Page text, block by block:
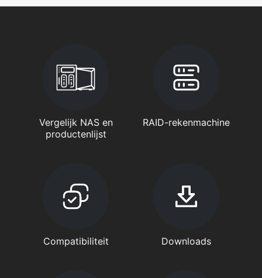
Vergelijk NAS en
productenlijst
RAID-rekenmachine
Compatibiliteit Downloads